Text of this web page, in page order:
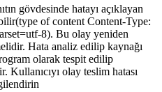
gövdesinde hatayı açıklayan
of content Content-Type:
8). Bu olay yeniden
Hata analiz edilip kaynağı
olarak tespit edilip
Kullanıcıyı olay teslim hatası